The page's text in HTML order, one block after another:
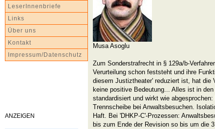
LeserInnenbriefe
Links
Über uns
Kontakt
Impressum/Datenschutz
ANZEIGEN
Musa Asoglu
Zum Sonderstrafrecht in § 129a/b-
Verurteilung schon feststeht und ihre
diesem Justiztheater' reduziert ist, hat die
keine positive Bedeutung... Alles ist in
standardisiert und wirkt wie
Trennscheibe bei Anwaltsbesuchen.
Haft. Bei 'DHKP-C'-Prozessen:
bis zum Ende der Revision so bis um die